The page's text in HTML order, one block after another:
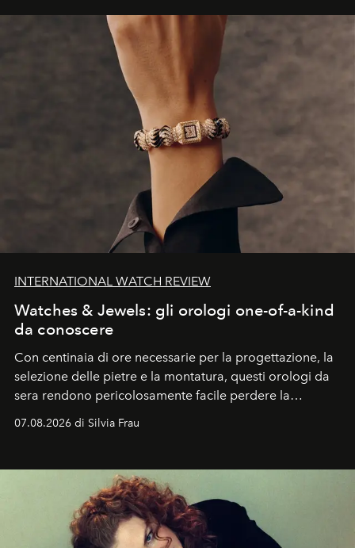
INTERNATIONAL WATCH REVIEW
Watches & Jewels: gli orologi one-of-a-kind
da conoscere
Con centinaia di ore necessarie per la progettazione, la
selezione delle pietre e la montatura, questi orologi da
sera rendono pericolosamente facile perdere la
07.08.2026 di Silvia Frau